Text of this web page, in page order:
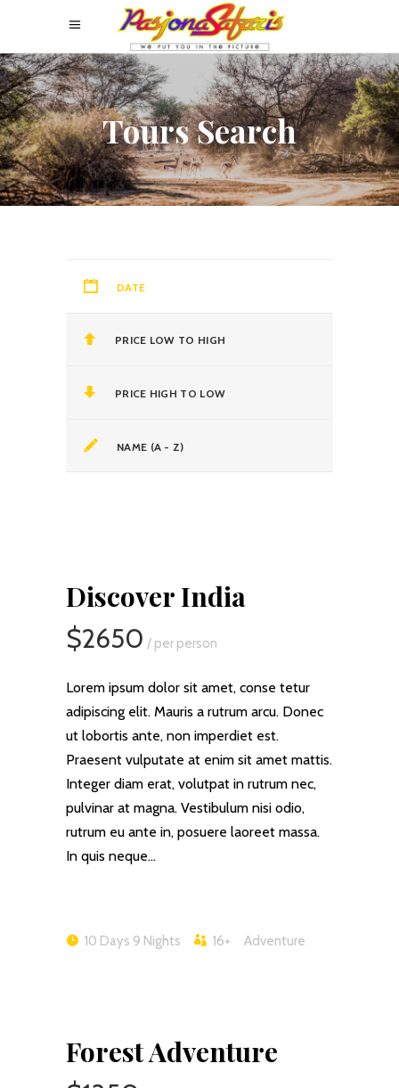
Tours Search
DATE
PRICE LOW TO HIGH
PRICE HIGH TO LOW
NAME (A - Z)
Discover India
$2650 / per person
Lorem ipsum dolor sit amet, conse tetur
adipiscing elit. Mauris a rutrum arcu. Donec
ut lobortis ante, non imperdiet est.
Praesent vulputate at enim sit amet mattis.
Integer diam erat, volutpat in rutrum nec,
pulvinar at magna. Vestibulum nisi odio,
rutrum eu ante in, posuere laoreet massa.
In quis neque…
10 Days 9 Nights 16+ Adventure
Forest Adventure